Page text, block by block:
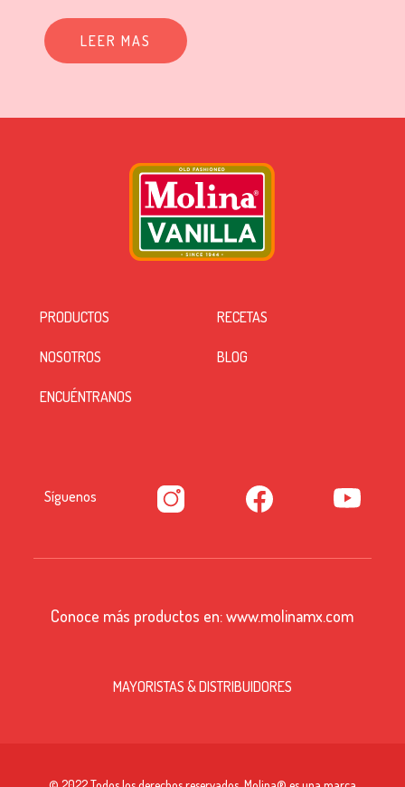
LEER MAS
PRODUCTOS RECETAS
NOSOTROS BLOG
ENCUÉNTRANOS
Síguenos
Conoce más productos en:www.molinamx.com
MAYORISTAS & DISTRIBUIDORES